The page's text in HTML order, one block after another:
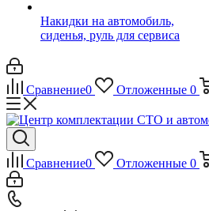
Накидки на автомобиль,
сиденья, руль для сервиса
Сравнение0 Отложенные 0
Сравнение0 Отложенные 0